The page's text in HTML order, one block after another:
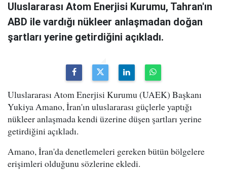
Uluslararası Atom Enerjisi Kurumu, Tahran'ın
ABD ile vardığı nükleer anlaşmadan doğan
şartları yerine getirdiğini açıkladı.
Uluslararası Atom Enerjisi Kurumu (UAEK) Başkanı
Yukiya Amano, İran'ın uluslararası güçlerle yaptığı
nükleer anlaşmada kendi üzerine düşen şartları yerine
getirdiğini açıkladı.
Amano, İran'da denetlemeleri gereken bütün bölgelere
erişimleri olduğunu sözlerine ekledi.